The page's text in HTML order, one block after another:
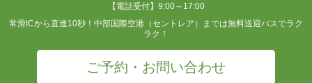
【電話受付】9:00～17:00
常滑ICから直進10秒！中部国際空港（セントレア）までは無料送迎バスでラク
ラク！
ご予約・お問い合わせ